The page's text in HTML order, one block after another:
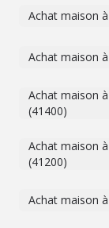
Achat maison
Achat maison
Achat maison
(41400)
Achat maison
(41200)
Achat maison